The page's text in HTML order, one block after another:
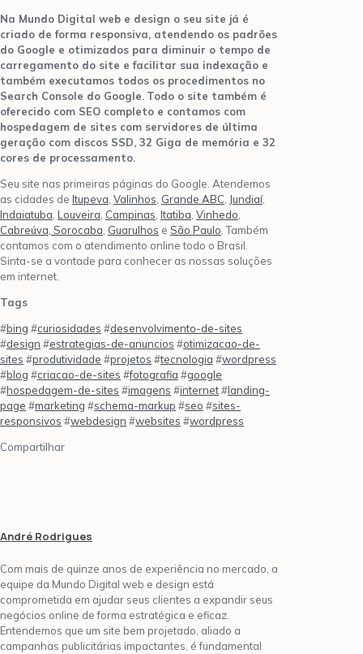
Na Mundo Digital web e design o seu site já é
criado de forma responsiva, atendendo os padrões
do Google e otimizados para diminuir o tempo de
carregamento do site e facilitar sua indexação e
também executamos todos os procedimentos no
Search Console do Google. Todo o site também é
oferecido com SEO completo e contamos com
hospedagem de sites com servidores de última
geração com discos SSD, 32 Giga de memória e 32
cores de processamento.
Seu site nas primeiras páginas do Google. Atendemos
as cidades de Itupeva Valinhos Grande ABC Jundiaí,
Indaiatuba Louveira Campinas Itatiba Vinhedo
Cabreúva, Sorocaba Guarulhos e São Paulo . Também
contamos com o atendimento online todo o Brasil.
Sinta-se a vontade para conhecer as nossas soluções
em internet.
Tags
#bing #curiosidades #desenvolvimento-de-sites
#design #estrategias-de-anuncios #otimizacao-de-
sites #produtividade #projetos #tecnologia #wordpress
#blog #criacao-de-sites #fotografia #google
#hospedagem-de-sites #imagens #internet#landing-
page #marketing #schema-markup #seo #sites-
responsivos #webdesign #websites #wordpress
Compartilhar
André Rodrigues
Com mais de quinze anos de experiência no mercado, a
equipe da Mundo Digital web e design está
comprometida em ajudar seus clientes a expandir seus
negócios online de forma estratégica e eficaz.
Entendemos que um site bem projetado, aliado a
campanhas publicitárias impactantes, é fundamental